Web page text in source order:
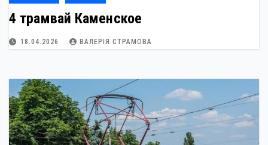
4 трамвай Каменское
18.04.2026 ВАЛЕРІЯ СТРАМОВА